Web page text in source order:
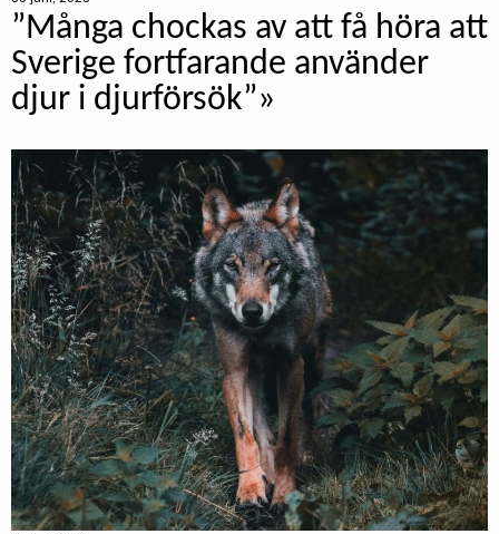
”Många chockas av att få höra att
Sverige fortfarande använder
djur i djurförsök”»